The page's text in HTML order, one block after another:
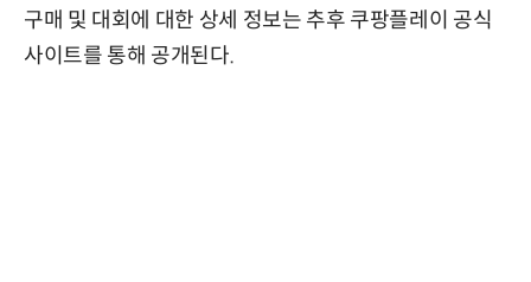
구매 및 대회에 대한 상세 정보는 추후 쿠팡플레이 공식
사이트를 통해 공개된다.